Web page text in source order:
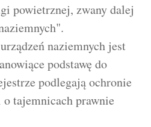
powietrznej, zwany dalej
naziemnych jest
podstawę do
podlegają ochronie
tajemnicach prawnie